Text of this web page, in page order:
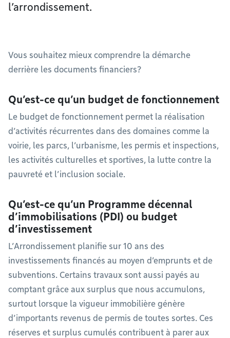
l’arrondissement.
Vous souhaitez mieux comprendre la démarche
derrière les documents financiers?
Qu’est-ce qu’un budget de fonctionnement
Le budget de fonctionnement permet la réalisation
d’activités récurrentes dans des domaines comme la
voirie, les parcs, l’urbanisme, les permis et inspections,
les activités culturelles et sportives, la lutte contre la
pauvreté et l’inclusion sociale.
Qu’est-ce qu’un Programme décennal
d’immobilisations (PDI) ou budget
d’investissement
L’Arrondissement planifie sur 10 ans des
investissements financés au moyen d’emprunts et de
subventions. Certains travaux sont aussi payés au
comptant grâce aux surplus que nous accumulons,
surtout lorsque la vigueur immobilière génère
d’importants revenus de permis de toutes sortes. Ces
réserves et surplus cumulés contribuent à parer aux